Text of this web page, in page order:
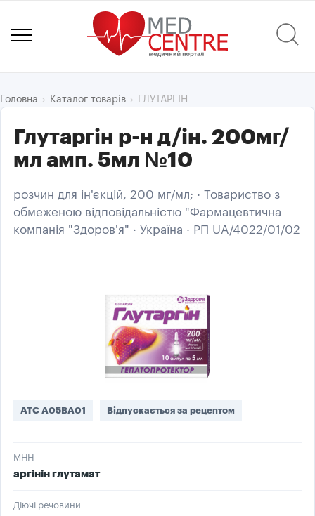
Головна Каталог товарів ГЛУТАРГІН
Глутаргін р-н д/ін. 200мг/
мл амп. 5мл №10
розчин для ін'єкцій, 200 мг/мл; · Товариство з
обмеженою відповідальністю "Фармацевтична
компанія "Здоров'я" · Україна · РП UA/4022/01/02
ATC A05BA01 Відпускається за рецептом
МНН
аргінін глутамат
Діючі речовини